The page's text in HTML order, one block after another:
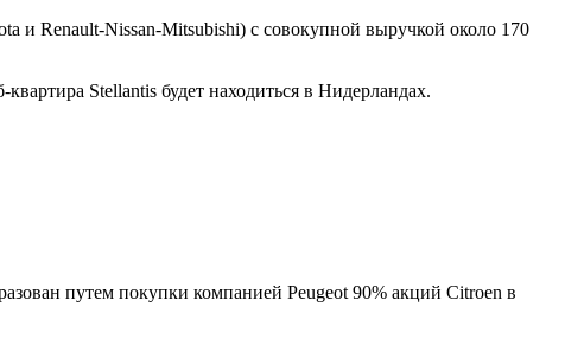
и Renault-Nissan-Mitsubishi) с совокупной выручкой около 170
Stellantis будет находиться в Нидерландах.
путем покупки компанией Peugeot 90% акций Citroen в